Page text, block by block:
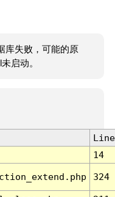
库失败，可能的原
启动。
Line
14
324